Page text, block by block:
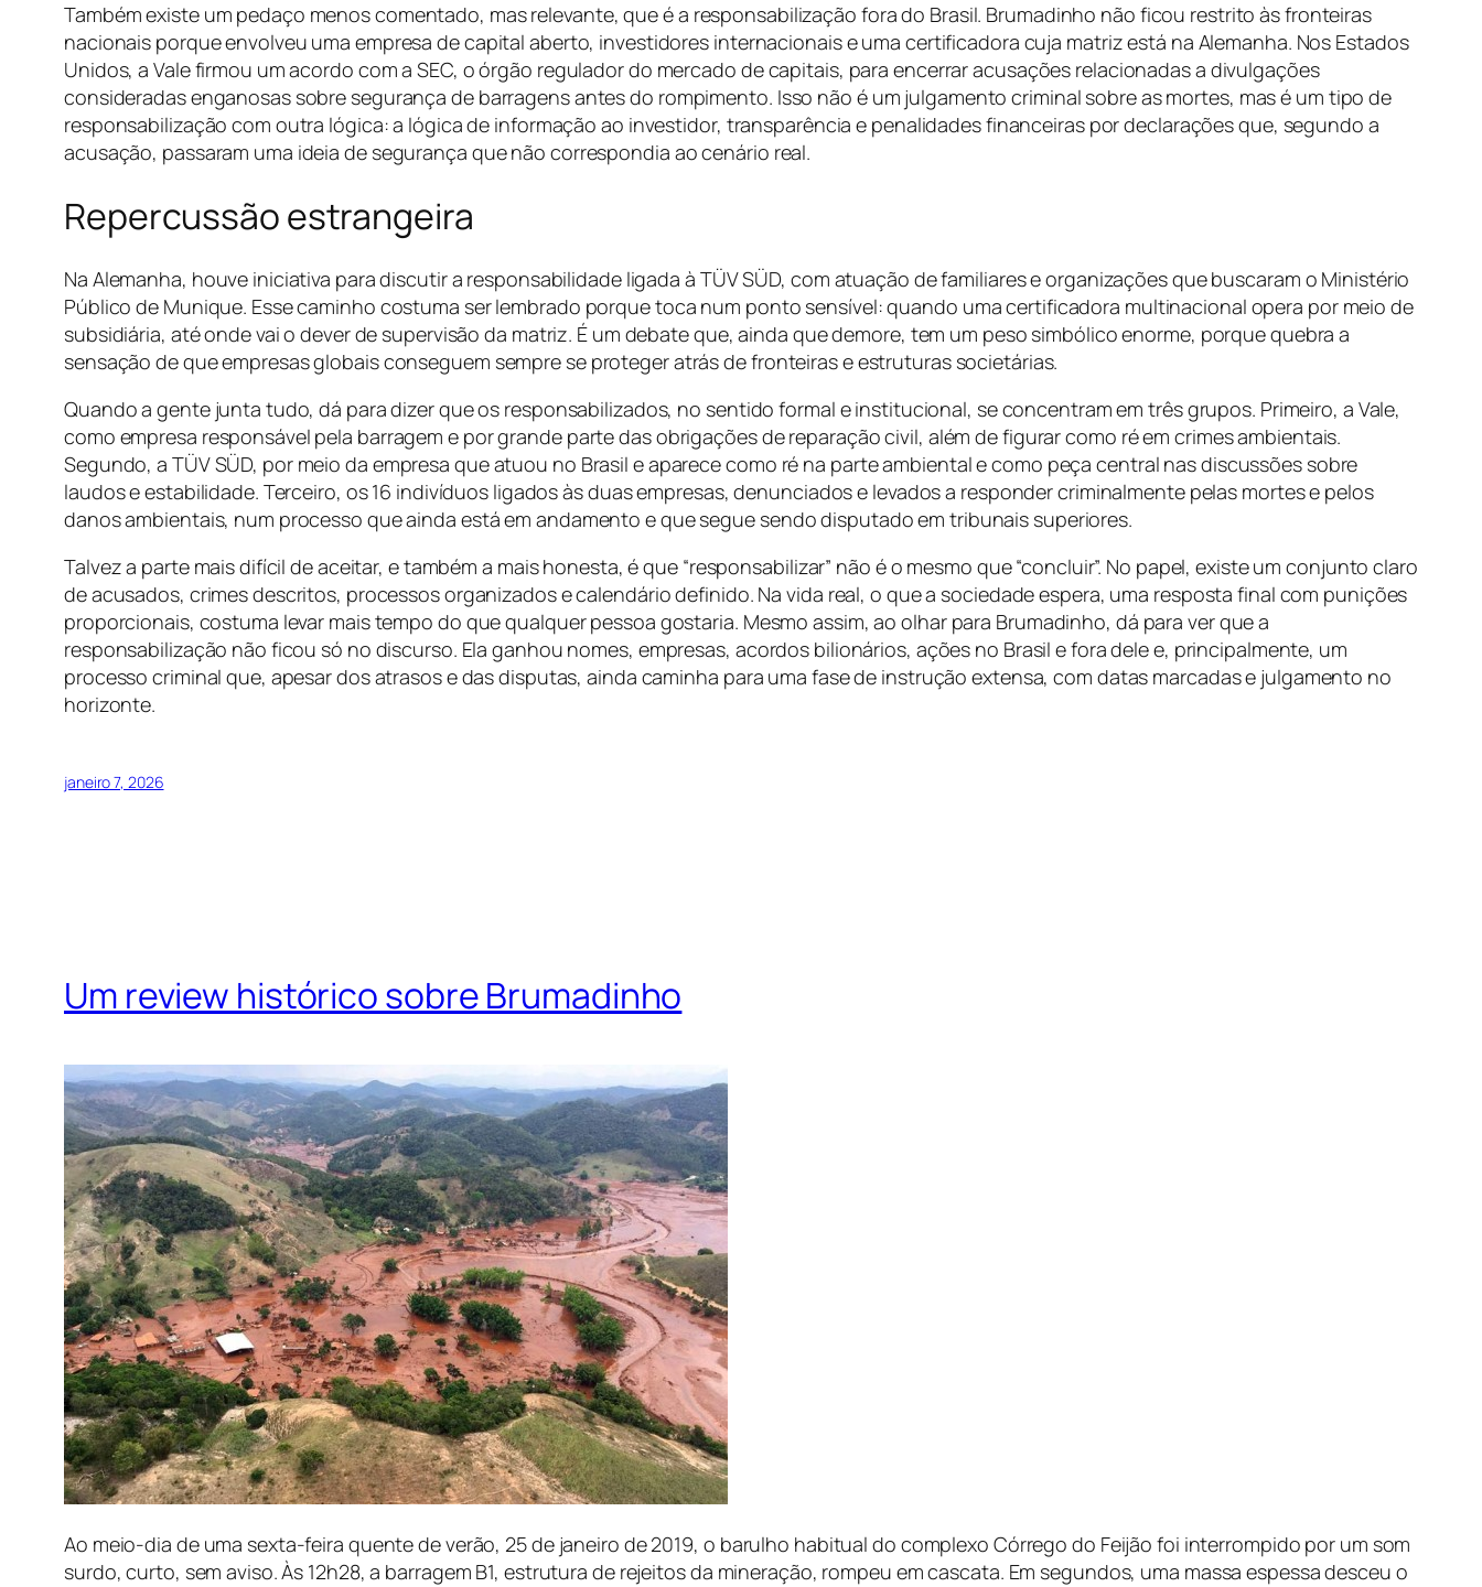
Também existe um pedaço menos comentado, mas relevante, que é a responsabilização fora do Brasil. Brumadinho não ficou restrito às fronteiras
nacionais porque envolveu uma empresa de capital aberto, investidores internacionais e uma certificadora cuja matriz está na Alemanha. Nos Estados
Unidos, a Vale firmou um acordo com a SEC, o órgão regulador do mercado de capitais, para encerrar acusações relacionadas a divulgações
consideradas enganosas sobre segurança de barragens antes do rompimento. Isso não é um julgamento criminal sobre as mortes, mas é um tipo de
responsabilização com outra lógica: a lógica de informação ao investidor, transparência e penalidades financeiras por declarações que, segundo a
acusação, passaram uma ideia de segurança que não correspondia ao cenário real.
Repercussão estrangeira
Na Alemanha, houve iniciativa para discutir a responsabilidade ligada à TÜV SÜD, com atuação de familiares e organizações que buscaram o Ministério
Público de Munique. Esse caminho costuma ser lembrado porque toca num ponto sensível: quando uma certificadora multinacional opera por meio de
subsidiária, até onde vai o dever de supervisão da matriz. É um debate que, ainda que demore, tem um peso simbólico enorme, porque quebra a
sensação de que empresas globais conseguem sempre se proteger atrás de fronteiras e estruturas societárias.
Quando a gente junta tudo, dá para dizer que os responsabilizados, no sentido formal e institucional, se concentram em três grupos. Primeiro, a Vale,
como empresa responsável pela barragem e por grande parte das obrigações de reparação civil, além de figurar como ré em crimes ambientais.
Segundo, a TÜV SÜD, por meio da empresa que atuou no Brasil e aparece como ré na parte ambiental e como peça central nas discussões sobre
laudos e estabilidade. Terceiro, os 16 indivíduos ligados às duas empresas, denunciados e levados a responder criminalmente pelas mortes e pelos
danos ambientais, num processo que ainda está em andamento e que segue sendo disputado em tribunais superiores.
Talvez a parte mais difícil de aceitar, e também a mais honesta, é que “responsabilizar” não é o mesmo que “concluir”. No papel, existe um conjunto claro
de acusados, crimes descritos, processos organizados e calendário definido. Na vida real, o que a sociedade espera, uma resposta final com punições
proporcionais, costuma levar mais tempo do que qualquer pessoa gostaria. Mesmo assim, ao olhar para Brumadinho, dá para ver que a
responsabilização não ficou só no discurso. Ela ganhou nomes, empresas, acordos bilionários, ações no Brasil e fora dele e, principalmente, um
processo criminal que, apesar dos atrasos e das disputas, ainda caminha para uma fase de instrução extensa, com datas marcadas e julgamento no
horizonte.
janeiro 7, 2026
Um review histórico sobre Brumadinho
Ao meio-dia de uma sexta-feira quente de verão, 25 de janeiro de 2019, o barulho habitual do complexo Córrego do Feijão foi interrompido por um som
surdo, curto, sem aviso. Às 12h28, a barragem B1, estrutura de rejeitos da mineração, rompeu em cascata. Em segundos, uma massa espessa desceu o